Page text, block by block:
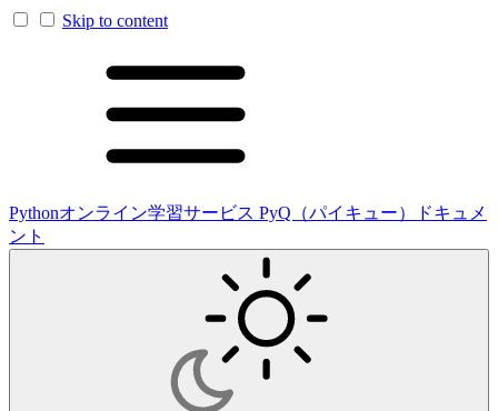
Skip to content
Pythonオンライン学習サービス PyQ（パイキュー）ドキュメ
ント